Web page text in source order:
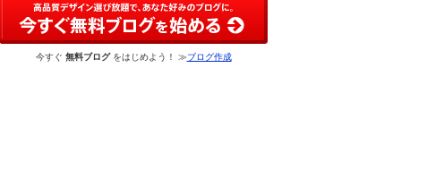
今すぐ 無料ブログをはじめよう！ ≫ブログ作成